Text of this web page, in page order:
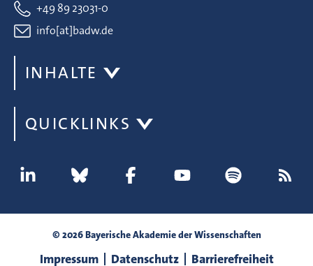
+49 89 23031-0
info[at]badw.de
INHALTE
QUICKLINKS
© 2026 Bayerische Akademie der Wissenschaften
Impressum Datenschutz Barrierefreiheit